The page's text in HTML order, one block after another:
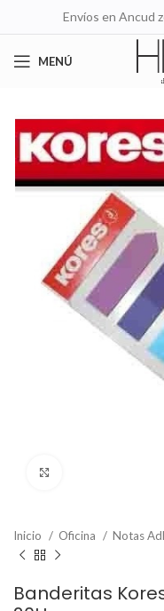
Envíos en Ancud
MENÚ
Inicio Oficina Notas
Banderitas